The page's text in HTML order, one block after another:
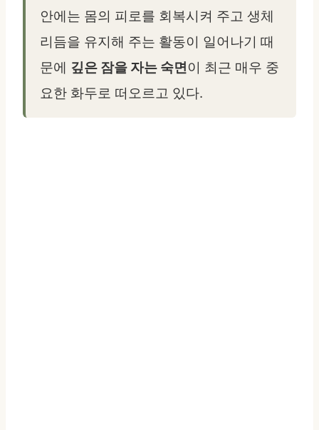
안에는 몸의 피로를 회복시켜 주고 생체
리듬을 유지해 주는 활동이 일어나기 때
문에 깊은 잠을 자는 숙면이 최근 매우 중
요한 화두로 떠오르고 있다.